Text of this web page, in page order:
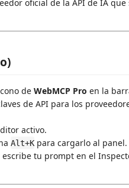
oficial de la API de IA que
de WebMCP Pro en la
de API para los
activo.
Alt+K para cargarlo al panel.
tu prompt en el